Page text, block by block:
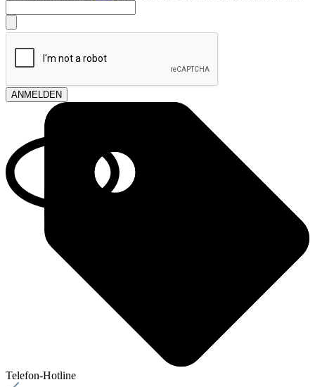
ANMELDEN
Telefon-Hotline